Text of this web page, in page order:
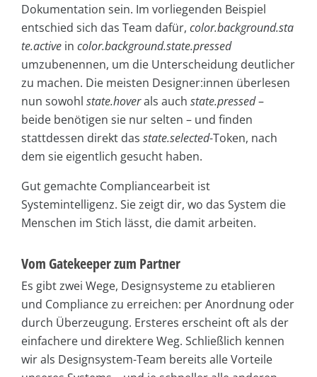
Dokumentation sein. Im vorliegenden Beispiel
entschied sich das Team dafür, color.background.sta
te.active in color.background.state.pressed
umzubenennen, um die Unterscheidung deutlicher
zu machen. Die meisten Designer:innen überlesen
nun sowohl state.hoverals auch state.pressed–
beide benötigen sie nur selten – und finden
stattdessen direkt das state.selected-Token, nach
dem sie eigentlich gesucht haben.
Gut gemachte Compliancearbeit ist
Systemintelligenz. Sie zeigt dir, wo das System die
Menschen im Stich lässt, die damit arbeiten.
Vom Gatekeeper zum Partner
Es gibt zwei Wege, Designsysteme zu etablieren
und Compliance zu erreichen: per Anordnung oder
durch Überzeugung. Ersteres erscheint oft als der
einfachere und direktere Weg. Schließlich kennen
wir als Designsystem-Team bereits alle Vorteile